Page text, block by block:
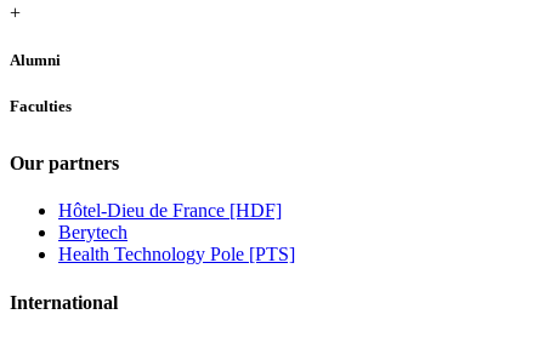
+
Alumni
Faculties
Our partners
Hôtel-Dieu de France [HDF]
Berytech
Health Technology Pole [PTS]
International